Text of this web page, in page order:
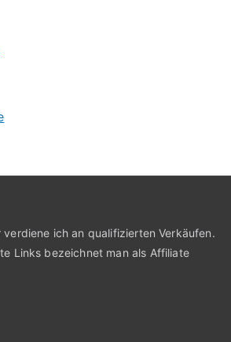
verdiene ich an qualifizierten Verkäufen.
Links bezeichnet man als Affiliate